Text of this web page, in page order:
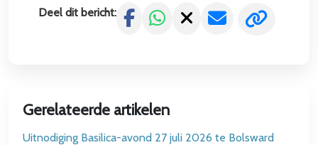
Deel dit bericht:
Gerelateerde artikelen
Uitnodiging Basilica-avond 27 juli 2026 te Bolsward